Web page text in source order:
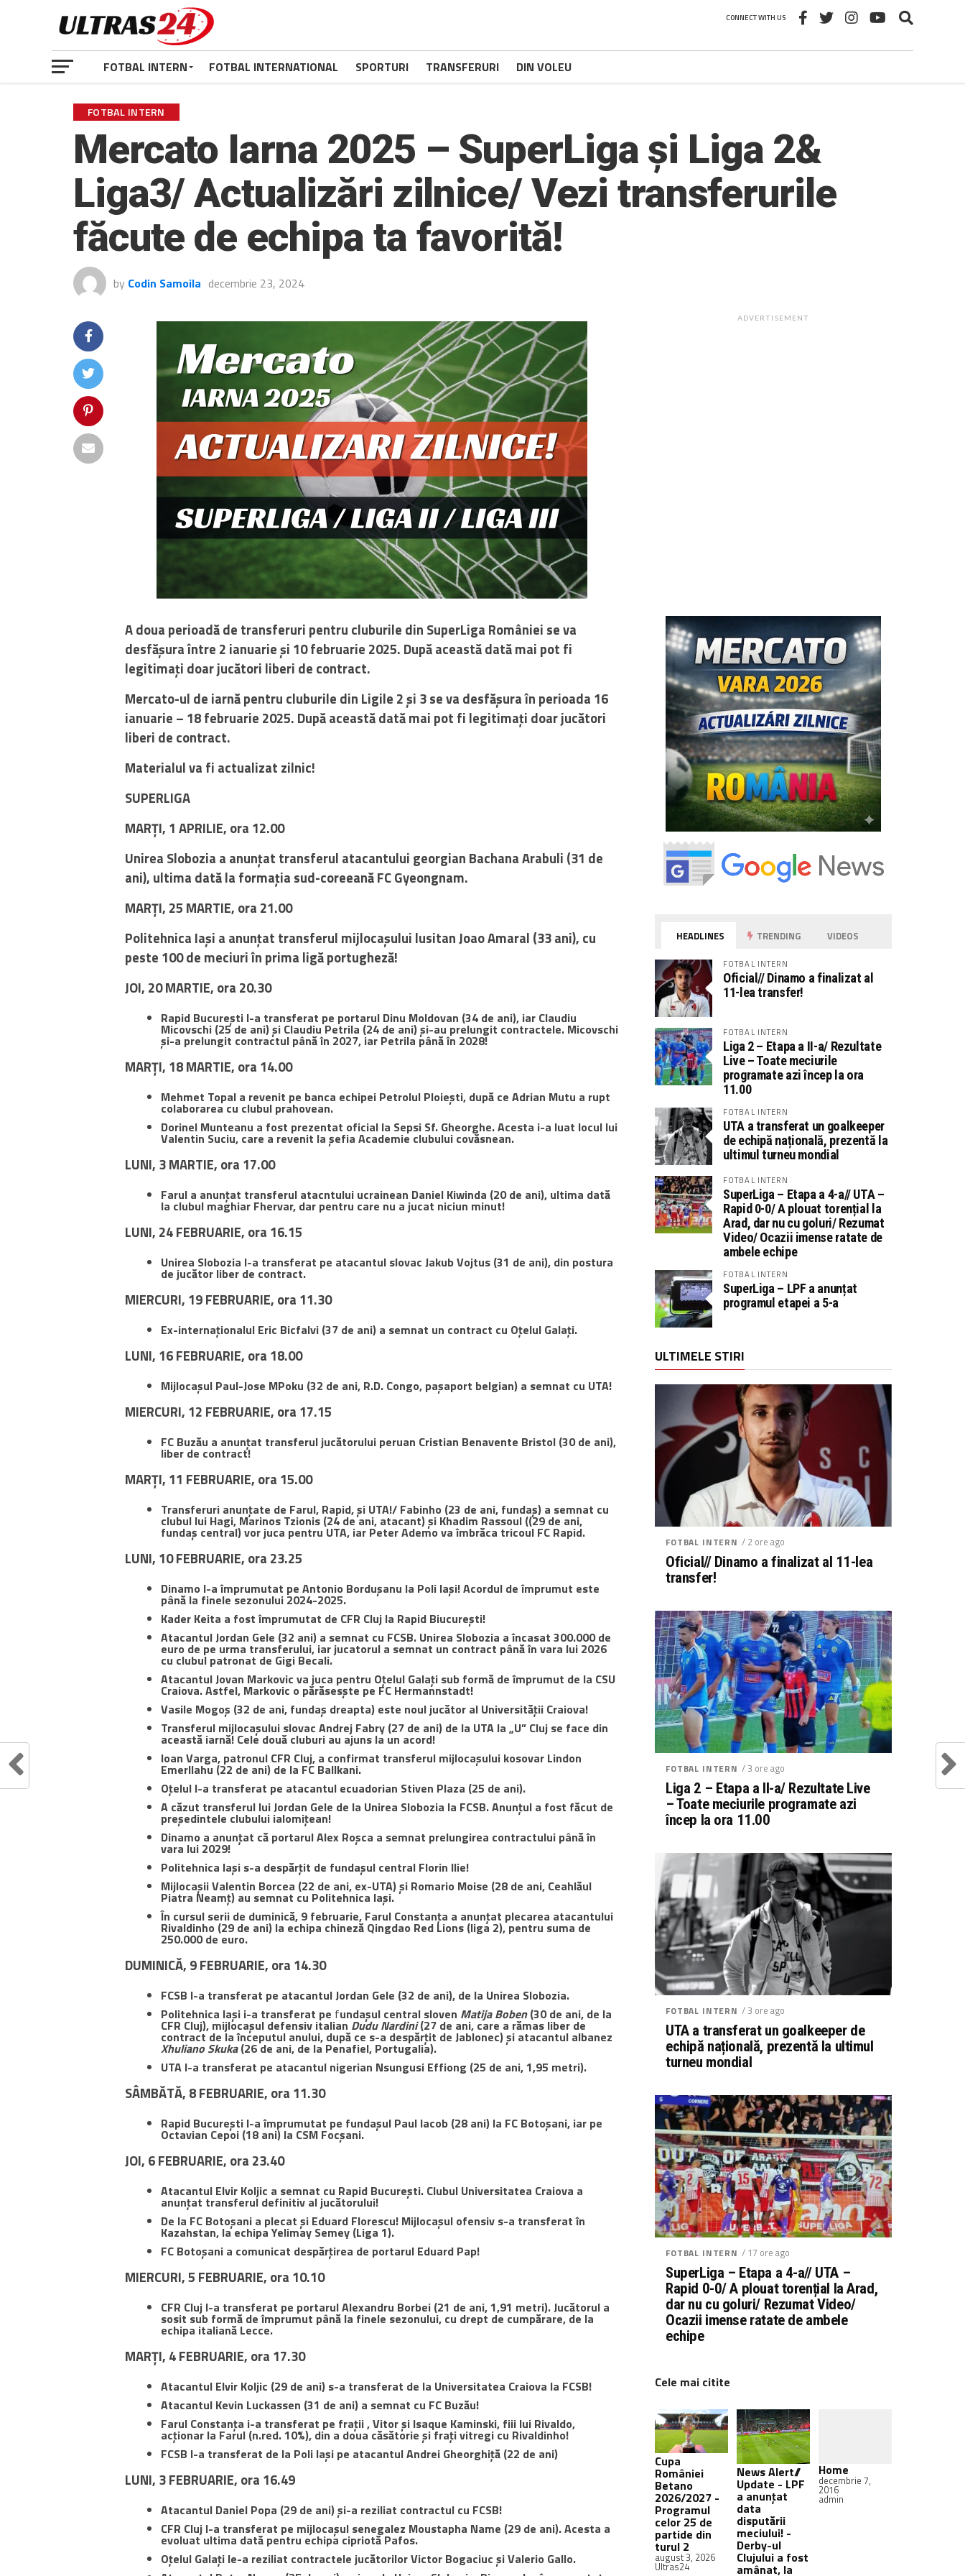
CONNECT WITH US
FOTBAL INTERN FOTBAL INTERNATIONAL SPORTURI TRANSFERURI DIN VOLEU
FOTBAL INTERN
Mercato Iarna 2025 – SuperLiga și Liga 2&
Liga3/ Actualizări zilnice/ Vezi transferurile
făcute de echipa ta favorită!
by Codin Samoila decembrie 23, 2024
A doua perioadă de transferuri pentru cluburile din SuperLiga României se va
desfășura între 2 ianuarie și 10 februarie 2025. După această dată mai pot fi
legitimați doar jucători liberi de contract.
Mercato-ul de iarnă pentru cluburile din Ligile 2 și 3 se va desfășura în perioada 16
ianuarie – 18 februarie 2025. După această dată mai pot fi legitimați doar jucători
liberi de contract.
Materialul va fi actualizat zilnic!
SUPERLIGA
MARȚI, 1 APRILIE, ora 12.00
Unirea Slobozia a anunțat transferul atacantului georgian Bachana Arabuli (31 de
ani), ultima dată la formația sud-coreeană FC Gyeongnam.
MARȚI, 25 MARTIE, ora 21.00
Politehnica Iași a anunțat transferul mijlocașului lusitan Joao Amaral (33 ani), cu
peste 100 de meciuri în prima ligă portugheză!
JOI, 20 MARTIE, ora 20.30
Rapid București l-a transferat pe portarul Dinu Moldovan (34 de ani), iar Claudiu
Micovschi (25 de ani) și Claudiu Petrila (24 de ani) și-au prelungit contractele. Micovschi
și-a prelungit contractul până în 2027, iar Petrila până în 2028!
MARȚI, 18 MARTIE, ora 14.00
Mehmet Topal a revenit pe banca echipei Petrolul Ploiești, după ce Adrian Mutu a rupt
colaborarea cu clubul prahovean.
Dorinel Munteanu a fost prezentat oficial la Sepsi Sf. Gheorghe. Acesta i-a luat locul lui
Valentin Suciu, care a revenit la șefia Academie clubului covăsnean.
LUNI, 3 MARTIE, ora 17.00
Farul a anunțat transferul atacntului ucrainean Daniel Kiwinda (20 de ani), ultima dată
la clubul maghiar Fhervar, dar pentru care nu a jucat niciun minut!
LUNI, 24 FEBRUARIE, ora 16.15
Unirea Slobozia l-a transferat pe atacantul slovac Jakub Vojtus (31 de ani), din postura
de jucător liber de contract.
MIERCURI, 19 FEBRUARIE, ora 11.30
Ex-internaționalul Eric Bicfalvi (37 de ani) a semnat un contract cu Oțelul Galați.
LUNI, 16 FEBRUARIE, ora 18.00
Mijlocașul Paul-Jose MPoku (32 de ani, R.D. Congo, pașaport belgian) a semnat cu UTA!
MIERCURI, 12 FEBRUARIE, ora 17.15
FC Buzău a anunțat transferul jucătorului peruan Cristian Benavente Bristol (30 de ani),
liber de contract!
MARȚI, 11 FEBRUARIE, ora 15.00
Transferuri anunțate de Farul, Rapid, și UTA!/ Fabinho (23 de ani, fundaș) a semnat cu
clubul lui Hagi, Marinos Tzionis (24 de ani, atacant) și Khadim Rassoul ((29 de ani,
fundaș central) vor juca pentru UTA, iar Peter Ademo va îmbrăca tricoul FC Rapid.
LUNI, 10 FEBRUARIE, ora 23.25
Dinamo l-a împrumutat pe Antonio Bordușanu la Poli Iași! Acordul de împrumut este
până la finele sezonului 2024-2025.
Kader Keita a fost împrumutat de CFR Cluj la Rapid Biucurești!
Atacantul Jordan Gele (32 ani) a semnat cu FCSB. Unirea Slobozia a încasat 300.000 de
euro de pe urma transferului, iar jucatorul a semnat un contract până în vara lui 2026
cu clubul patronat de Gigi Becali.
Atacantul Jovan Markovic va juca pentru Oțelul Galați sub formă de împrumut de la CSU
Craiova. Astfel, Markovic o părăsesște pe FC Hermannstadt!
Vasile Mogoș (32 de ani, fundaș dreapta) este noul jucător al Universității Craiova!
Transferul mijlocașului slovac Andrej Fabry (27 de ani) de la UTA la „U” Cluj se face din
această iarnă! Cele două cluburi au ajuns la un acord!
Ioan Varga, patronul CFR Cluj, a confirmat transferul mijlocașului kosovar Lindon
Emerllahu (22 de ani) de la FC Ballkani.
Oțelul l-a transferat pe atacantul ecuadorian Stiven Plaza (25 de ani).
A căzut transferul lui Jordan Gele de la Unirea Slobozia la FCSB. Anunțul a fost făcut de
președintele clubului ialomițean!
Dinamo a anunțat că portarul Alex Roșca a semnat prelungirea contractului până în
vara lui 2029!
Politehnica Iași s-a despărțit de fundașul central Florin Ilie!
Mijlocașii Valentin Borcea (22 de ani, ex-UTA) și Romario Moise (28 de ani, Ceahlăul
Piatra Neamț) au semnat cu Politehnica Iași.
În cursul serii de duminică, 9 februarie, Farul Constanța a anunțat plecarea atacantului
Rivaldinho (29 de ani) la echipa chineză Qingdao Red Lions (liga 2), pentru suma de
250.000 de euro.
DUMINICĂ, 9 FEBRUARIE, ora 14.30
FCSB l-a transferat pe atacantul Jordan Gele (32 de ani), de la Unirea Slobozia.
Politehnica Iași i-a transferat pe fundașul central sloven Matija Boben(30 de ani, de la
CFR Cluj), mijlocașul defensiv italian Dudu Nardini(27 de ani, care a rămas liber de
contract de la începutul anului, după ce s-a despărțit de Jablonec) și atacantul albanez
Xhuliano Skuka(26 de ani, de la Penafiel, Portugalia).
UTA l-a transferat pe atacantul nigerian Nsungusi Effiong (25 de ani, 1,95 metri).
SÂMBĂTĂ, 8 FEBRUARIE, ora 11.30
Rapid București l-a împrumutat pe fundașul Paul Iacob (28 ani) la FC Botoșani, iar pe
Octavian Cepoi (18 ani) la CSM Focșani.
JOI, 6 FEBRUARIE, ora 23.40
Atacantul Elvir Koljic a semnat cu Rapid București. Clubul Universitatea Craiova a
anunțat transferul definitiv al jucătorului!
De la FC Botoșani a plecat și Eduard Florescu! Mijlocașul ofensiv s-a transferat în
Kazahstan, la echipa Yelimay Semey (Liga 1).
FC Botoșani a comunicat despărțirea de portarul Eduard Pap!
MIERCURI, 5 FEBRUARIE, ora 10.10
CFR Cluj l-a transferat pe portarul Alexandru Borbei (21 de ani, 1,91 metri). Jucătorul a
sosit sub formă de împrumut până la finele sezonului, cu drept de cumpărare, de la
echipa italiană Lecce.
MARȚI, 4 FEBRUARIE, ora 17.30
Atacantul Elvir Koljic (29 de ani) s-a transferat de la Universitatea Craiova la FCSB!
Atacantul Kevin Luckassen (31 de ani) a semnat cu FC Buzău!
Farul Constanța i-a transferat pe frații , Vitor și Isaque Kaminski, fiii lui Rivaldo,
acționar la Farul (n.red. 10%), din a doua căsătorie şi fraţi vitregi cu Rivaldinho!
FCSB l-a transferat de la Poli Iași pe atacantul Andrei Gheorghiță (22 de ani)
LUNI, 3 FEBRUARIE, ora 16.49
Atacantul Daniel Popa (29 de ani) și-a reziliat contractul cu FCSB!
CFR Cluj l-a transferat pe mijlocașul senegalez Moustapha Name (29 de ani). Acesta a
evoluat ultima dată pentru echipa cipriotă Pafos.
Oțelul Galați le-a reziliat contractele jucătorilorVictor Bogaciuc și Valerio Gallo.
ADVERTISEMENT
HEADLINES TRENDING VIDEOS
FOTBAL INTERN
Oficial// Dinamo a finalizat al
11-lea transfer!
FOTBAL INTERN
Liga 2 – Etapa a II-a/ Rezultate
Live – Toate meciurile
programate azi încep la ora
11.00
FOTBAL INTERN
UTA a transferat un goalkeeper
de echipă națională, prezentă la
ultimul turneu mondial
FOTBAL INTERN
SuperLiga – Etapa a 4-a// UTA –
Rapid 0-0/ A plouat torențial la
Arad, dar nu cu goluri/ Rezumat
Video/ Ocazii imense ratate de
ambele echipe
FOTBAL INTERN
SuperLiga – LPF a anunțat
programul etapei a 5-a
ULTIMELE STIRI
FOTBAL INTERN / 2 ore ago
Oficial// Dinamo a finalizat al 11-lea
transfer!
FOTBAL INTERN / 3 ore ago
Liga 2 – Etapa a II-a/ Rezultate Live
– Toate meciurile programate azi
încep la ora 11.00
FOTBAL INTERN / 3 ore ago
UTA a transferat un goalkeeper de
echipă națională, prezentă la ultimul
turneu mondial
FOTBAL INTERN / 17 ore ago
SuperLiga – Etapa a 4-a// UTA –
Rapid 0-0/ A plouat torențial la Arad,
dar nu cu goluri/ Rezumat Video/
Ocazii imense ratate de ambele
echipe
Cele mai citite
Cupa
României
Betano
2026/2027 -
Programul
celor 25 de
partide din
turul 2
august 3, 2026
Ultras24
News Alert//
Update - LPF
a anunțat
data
disputării
meciului! -
Derby-ul
Clujului a fost
amânat, la
Home
decembrie 7,
2016
admin